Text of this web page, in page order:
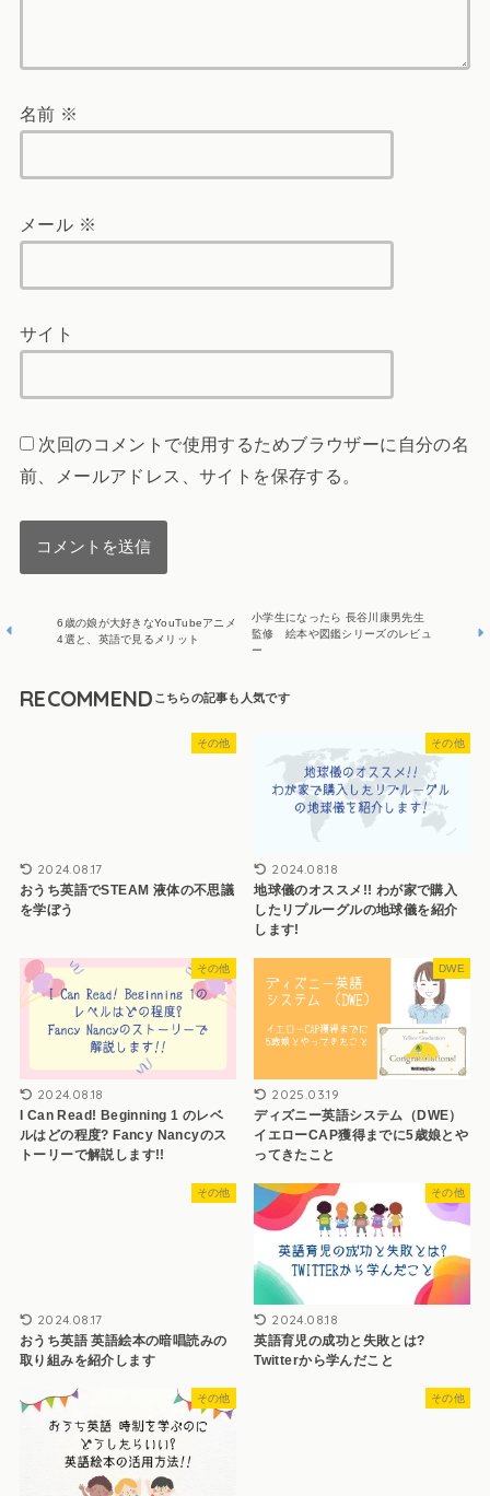
名前 ※
メール ※
サイト
次回のコメントで使用するためブラウザーに自分の名
前、メールアドレス、サイトを保存する。
6歳の娘が大好きなYouTubeアニメ
4選と、英語で見るメリット
小学生になったら 長谷川康男先生
監修 絵本や図鑑シリーズのレビュ
ー
RECOMMEND
その他
2024.08.17
おうち英語でSTEAM 液体の不思議
を学ぼう
その他
2024.08.18
地球儀のオススメ!! わが家で購入
したリプルーグルの地球儀を紹介
します!
その他
2024.08.18
I Can Read! Beginning 1 のレベ
ルはどの程度? Fancy Nancyのス
トーリーで解説します!!
DWE
2025.03.19
ディズニー英語システム（DWE）
イエローCAP獲得までに5歳娘とや
ってきたこと
その他
2024.08.17
おうち英語 英語絵本の暗唱読みの
取り組みを紹介します
その他
2024.08.18
英語育児の成功と失敗とは?
Twitterから学んだこと
その他 その他